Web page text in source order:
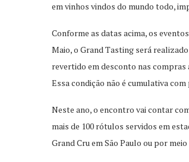
em vinhos vindos do mundo todo,
Conforme as datas acima, os
Maio, o Grand Tasting será
revertido em desconto nas compras
Essa condição não é cumulativa
Neste ano, o encontro vai contar
mais de 100 rótulos servidos em
Grand Cru em São Paulo ou por